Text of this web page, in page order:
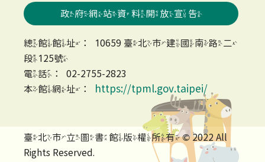
政府網站資料開放宣告
總館館址：10659 臺北市建國南路二
段125號
電話：02-2755-2823
本館網址：
https://tpml.gov.taipei/
臺北市立圖書館版權所有 © 2022 All
Rights Reserved.